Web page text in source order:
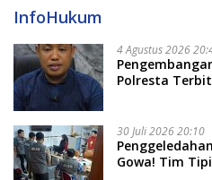
InfoHukum
4 Agustus 2026
Polresta
30 Juli 2026 20:10
Gowa! Tim